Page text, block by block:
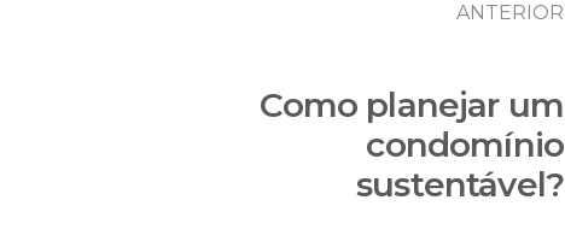
ANTERIOR
Como planejar um
condomínio
sustentável?